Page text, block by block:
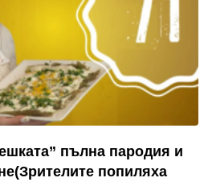
пълна пародия и
попиляха